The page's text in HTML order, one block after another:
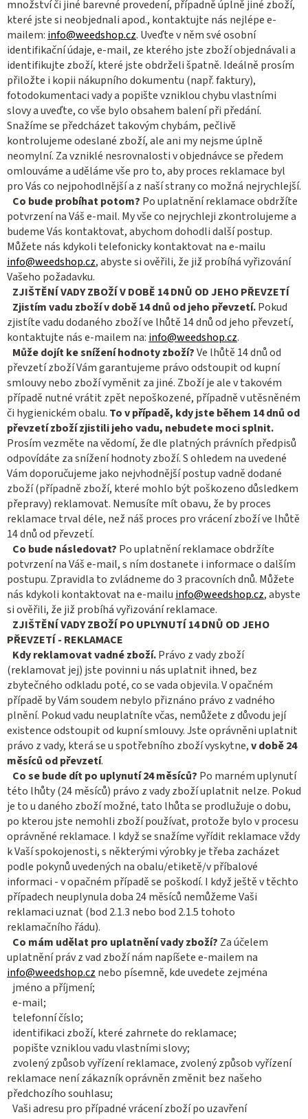
množství či jiné barevné provedení, případně úplně jiné zboží,
které jste si neobjednali apod., kontaktujte nás nejlépe e-
mailem: info@weedshop.cz. Uveďte v něm své osobní
identifikační údaje, e-mail, ze kterého jste zboží objednávali a
identifikujte zboží, které jste obdrželi špatně. Ideálně prosím
přiložte i kopii nákupního dokumentu (např. faktury),
fotodokumentaci vady a popište vzniklou chybu vlastními
slovy a uveďte, co vše bylo obsahem balení při předání.
Snažíme se předcházet takovým chybám, pečlivě
kontrolujeme odeslané zboží, ale ani my nejsme úplně
neomylní. Za vzniklé nesrovnalosti v objednávce se předem
omlouváme a uděláme vše pro to, aby proces reklamace byl
pro Vás co nejpohodlnější a z naší strany co možná nejrychlejší.
Co bude probíhat potom? Po uplatnění reklamace obdržíte
potvrzení na Váš e-mail. My vše co nejrychleji zkontrolujeme a
budeme Vás kontaktovat, abychom dohodli další postup.
Můžete nás kdykoli telefonicky kontaktovat na e-mailu
info@weedshop.cz, abyste si ověřili, že již probíhá vyřizování
Vašeho požadavku.
ZJIŠTĚNÍ VADY ZBOŽÍ V DOBĚ 14 DNŮ OD JEHO PŘEVZETÍ
Zjistím vadu zboží v době 14 dnů od jeho převzetí.Pokud
zjistíte vadu dodaného zboží ve lhůtě 14 dnů od jeho převzetí,
kontaktujte nás e-mailem na: info@weedshop.cz.
Může dojít ke snížení hodnoty zboží?Ve lhůtě 14 dnů od
převzetí zboží Vám garantujeme právo odstoupit od kupní
smlouvy nebo zboží vyměnit za jiné. Zboží je ale v takovém
případě nutné vrátit zpět nepoškozené, případně v utěsněném
či hygienickém obalu. To v případě, kdy jste během 14 dnů od
převzetí zboží zjistili jeho vadu, nebudete moci splnit.
Prosím vezměte na vědomí, že dle platných právních předpisů
odpovídáte za snížení hodnoty zboží. S ohledem na uvedené
Vám doporučujeme jako nejvhodnější postup vadně dodané
zboží (případně zboží, které mohlo být poškozeno důsledkem
přepravy) reklamovat. Nemusíte mít obavu, že by proces
reklamace trval déle, než náš proces pro vrácení zboží ve lhůtě
14 dnů od převzetí.
Co bude následovat? Po uplatnění reklamace obdržíte
potvrzení na Váš e-mail, s ním dostanete i informace o dalším
postupu. Zpravidla to zvládneme do 3 pracovních dnů. Můžete
nás kdykoli kontaktovat na e-mailu info@weedshop.cz, abyste
si ověřili, že již probíhá vyřizování reklamace.
ZJIŠTĚNÍ VADY ZBOŽÍ PO UPLYNUTÍ 14 DNŮ OD JEHO
PŘEVZETÍ - REKLAMACE
Kdy reklamovat vadné zboží.Právo z vady zboží
(reklamovat jej) jste povinni u nás uplatnit ihned, bez
zbytečného odkladu poté, co se vada objevila. V opačném
případě by Vám soudem nebylo přiznáno právo z vadného
plnění. Pokud vadu neuplatníte včas, nemůžete z důvodu její
existence odstoupit od kupní smlouvy. Jste oprávněni uplatnit
právo z vady, která se u spotřebního zboží vyskytne,v době 24
měsíců od převzetí.
Co se bude dít po uplynutí 24 měsíců? Po marném uplynutí
této lhůty (24 měsíců) právo z vady zboží uplatnit nelze. Pokud
je to u daného zboží možné, tato lhůta se prodlužuje o dobu,
po kterou jste nemohli zboží používat, protože bylo v procesu
oprávněné reklamace. I když se snažíme vyřídit reklamace vždy
k Vaší spokojenosti, s některými výrobky je třeba zacházet
podle pokynů uvedených na obalu/etiketě/v příbalové
informaci - v opačném případě se poškodí. I když ještě v těchto
případech neuplynula doba 24 měsíců nemůžeme Vaši
reklamaci uznat (bod 2.1.3 nebo bod 2.1.5 tohoto
reklamačního řádu).
Co mám udělat pro uplatnění vady zboží? Za účelem
uplatnění práv z vad zboží nám napíšete e-mailem na
info@weedshop.cz nebo písemně, kde uvedete zejména
jméno a příjmení;
e-mail;
telefonní číslo;
identifikaci zboží, které zahrnete do reklamace;
popište vzniklou vadu vlastními slovy;
zvolený způsob vyřízení reklamace, zvolený způsob vyřízení
reklamace není zákazník oprávněn změnit bez našeho
předchozího souhlasu;
Vaši adresu pro případné vrácení zboží po uzavření